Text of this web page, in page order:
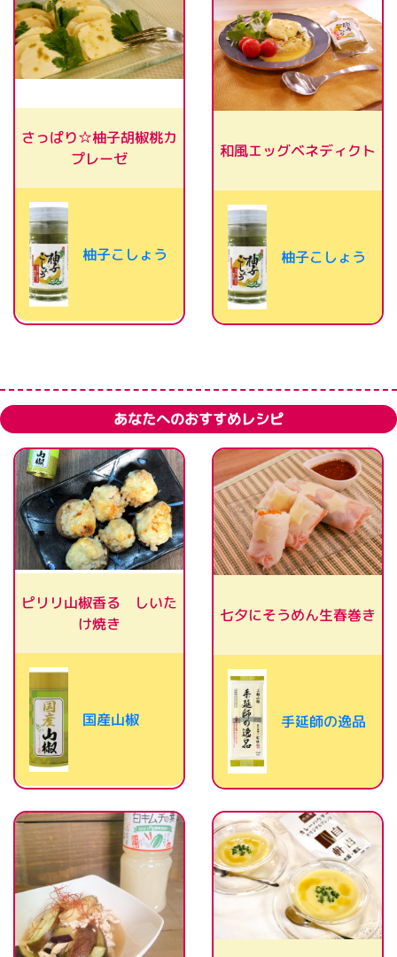
さっぱり☆柚子胡椒桃カ
プレーゼ
柚子こしょう
和風エッグベネディクト
柚子こしょう
あなたへのおすすめレシピ
ピリリ山椒香る しいた
け焼き
国産山椒
七夕にそうめん生春巻き
手延師の逸品